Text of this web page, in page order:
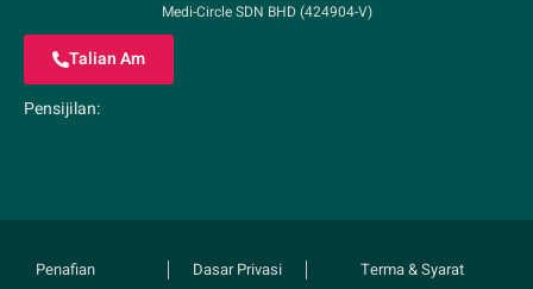
Medi-Circle SDN BHD (424904-V)
Talian Am
Pensijilan:
Penafian Dasar Privasi Terma & Syarat